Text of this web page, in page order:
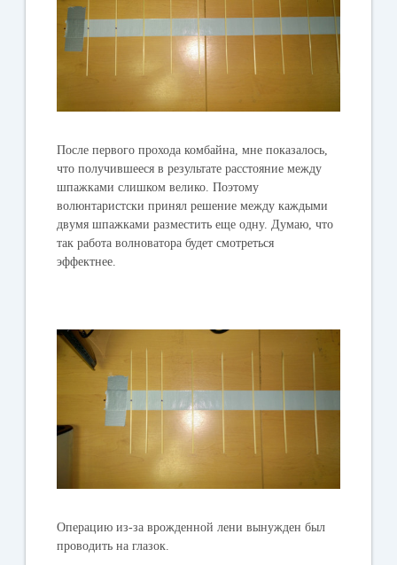
После первого прохода комбайна, мне показалось,
что получившееся в результате расстояние между
шпажками слишком велико. Поэтому
волюнтаристски принял решение между каждыми
двумя шпажками разместить еще одну. Думаю, что
так работа волноватора будет смотреться
эффектнее.
Операцию из-за врожденной лени вынужден был
проводить на глазок.